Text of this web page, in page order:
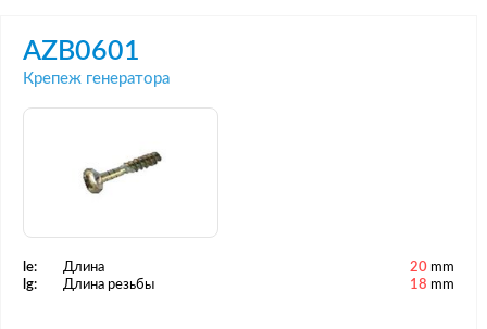
AZB0601
Крепеж генератора
le: Длина 20 mm
lg:
Длина резьбы 18 mm